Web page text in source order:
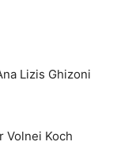
Lizis Ghizoni
Volnei Koch